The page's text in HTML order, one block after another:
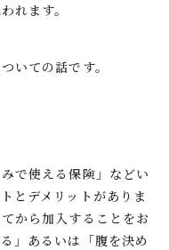
れます。
いての話です。
で使える保険」などい
とデメリットがありま
から加入することをお
」あるいは「腹を決め